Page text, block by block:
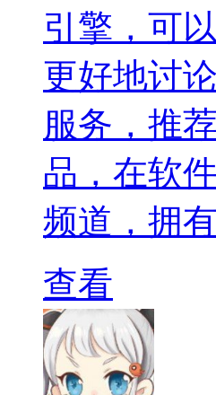
引擎，可
更好地讨
服务，推
品，在软
频道，拥
查看